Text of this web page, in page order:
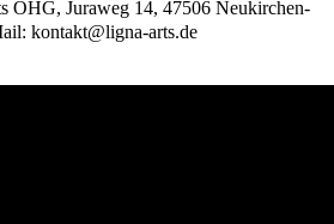
OHG, Juraweg 14, 47506 Neukirchen-
kontakt@ligna-arts.de